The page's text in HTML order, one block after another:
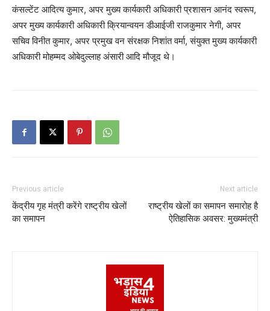
कंसल्टेंट आदित्य कुमार, अपर मुख्य कार्यकारी अधिकारी प्रशासन आनंद स्वरूप,
अपर मुख्य कार्यकारी अधिकारी क्रियान्वयन डीआईजी राजकुमार नेगी, अपर
सचिव विनीत कुमार, अपर प्रमुख वन संरक्षक निशांत वर्मा, संयुक्त मुख्य कार्यकारी
अधिकारी मोहम्मद ओबेदुल्लाह अंसारी आदि मौजूद थे।
Previous article
केंद्रीय गृह मंत्री करेंगे राष्ट्रीय खेलों
का समापन
Next article
राष्ट्रीय खेलों का समापन समारोह है
ऐतिहासिक अवसर: मुख्यमंत्री